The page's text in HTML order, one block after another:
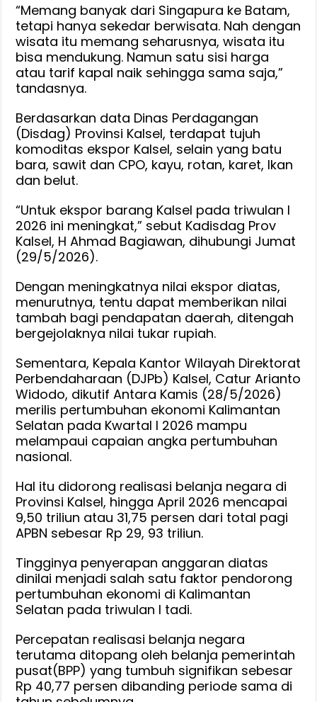
“Memang banyak dari Singapura ke Batam,
tetapi hanya sekedar berwisata. Nah dengan
wisata itu memang seharusnya, wisata itu
bisa mendukung. Namun satu sisi harga
atau tarif kapal naik sehingga sama saja,”
tandasnya.
Berdasarkan data Dinas Perdagangan
(Disdag) Provinsi Kalsel, terdapat tujuh
komoditas ekspor Kalsel, selain yang batu
bara, sawit dan CPO, kayu, rotan, karet, Ikan
dan belut.
“Untuk ekspor barang Kalsel pada triwulan I
2026 ini meningkat,” sebut Kadisdag Prov
Kalsel, H Ahmad Bagiawan, dihubungi Jumat
(29/5/2026).
Dengan meningkatnya nilai ekspor diatas,
menurutnya, tentu dapat memberikan nilai
tambah bagi pendapatan daerah, ditengah
bergejolaknya nilai tukar rupiah.
Sementara, Kepala Kantor Wilayah Direktorat
Perbendaharaan (DJPb) Kalsel, Catur Arianto
Widodo, dikutif Antara Kamis (28/5/2026)
merilis pertumbuhan ekonomi Kalimantan
Selatan pada Kwartal I 2026 mampu
melampaui capaian angka pertumbuhan
nasional.
Hal itu didorong realisasi belanja negara di
Provinsi Kalsel, hingga April 2026 mencapai
9,50 triliun atau 31,75 persen dari total pagi
APBN sebesar Rp 29, 93 triliun.
Tingginya penyerapan anggaran diatas
dinilai menjadi salah satu faktor pendorong
pertumbuhan ekonomi di Kalimantan
Selatan pada triwulan I tadi.
Percepatan realisasi belanja negara
terutama ditopang oleh belanja pemerintah
pusat(BPP) yang tumbuh signifikan sebesar
Rp 40,77 persen dibanding periode sama di